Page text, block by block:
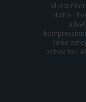
Vi
støtte i
finde
behov for.